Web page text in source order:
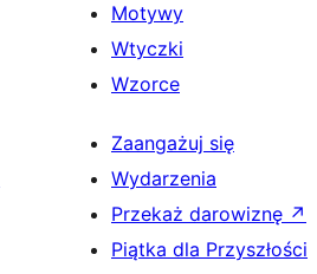
Motywy
Wtyczki
Wzorce
Zaangażuj się
Wydarzenia
Przekaż darowiznę ↗
Piątka dla Przyszłości